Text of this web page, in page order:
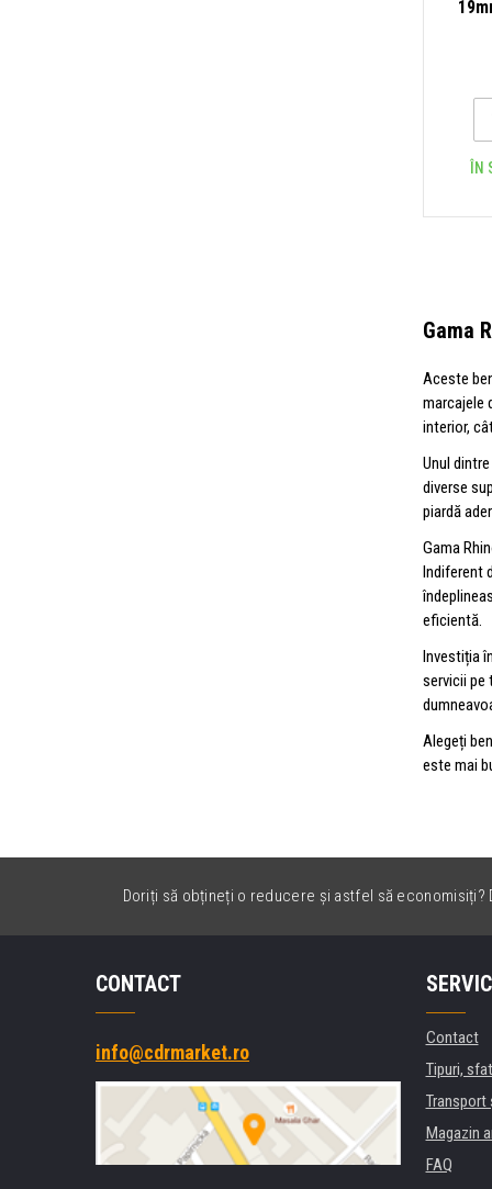
Gama
Aceste
marcajele
interior,
Unul
diverse
piardă
Gama
Indiferent
eficientă.
Investiția
servicii pe
Alegeți
este mai
Doriți să obțineți o reducere și astfel să
CONTACT
info@cdrmarket.ro
Contact
Tipuri,
Transport
Magazin
FAQ